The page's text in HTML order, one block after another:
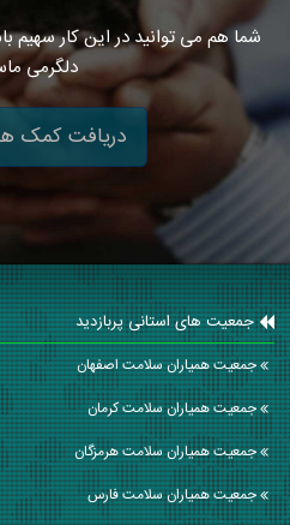
شما هم می توانید در این کار سهیم
دلگرمی
دریافت کمک
جمعیت های استانی پربازدید
جمعیت همیاران سلامت اصفهان
جمعیت همیاران سلامت كرمان
جمعیت همیاران سلامت هرمزگان
جمعیت همیاران سلامت فارس